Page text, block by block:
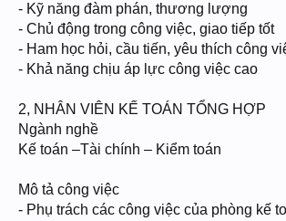
- Kỹ năng đàm phán, thương lượng
- Chủ động trong công việc, giao tiếp tốt
- Ham học hỏi, cầu tiến, yêu thích công
- Khả năng chịu áp lực công việc cao
2, NHÂN VIÊN KẾ TOÁN TỔNG HỢP
Ngành nghề
Kế toán –Tài chính – Kiểm toán
Mô tả công việc
- Phụ trách các công việc của phòng kế